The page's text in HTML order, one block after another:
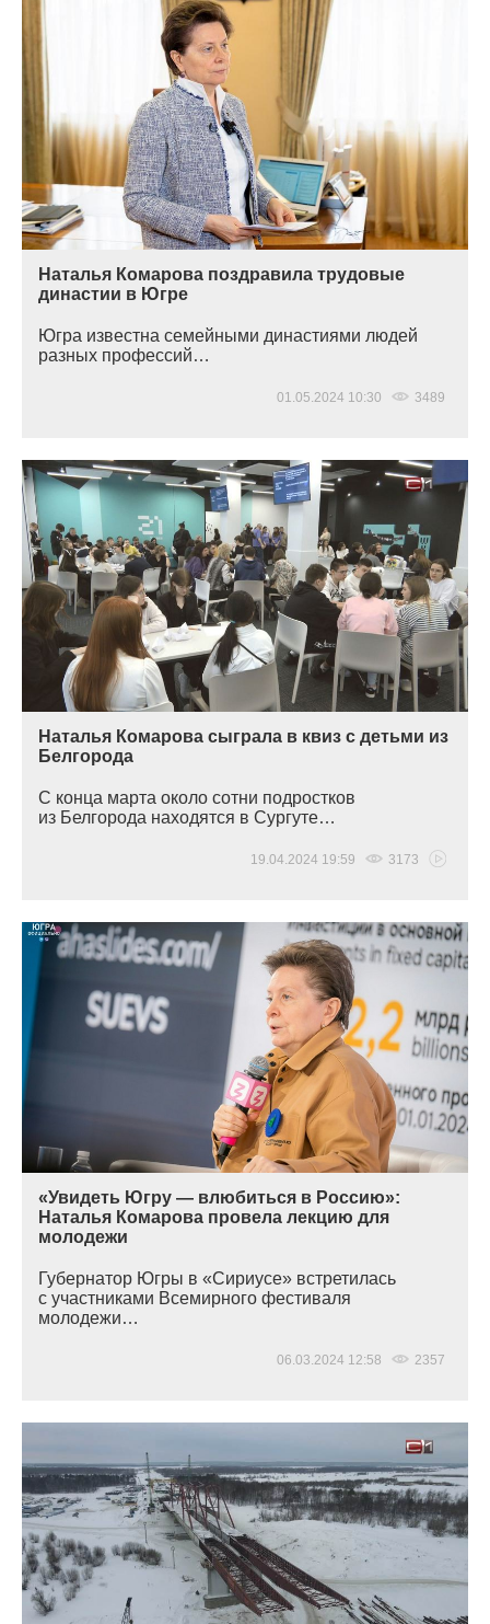
Наталья Комарова поздравила трудовые
династии в Югре
Югра известна семейными династиями людей
разных профессий…
01.05.2024 10:30 3489
Наталья Комарова сыграла в квиз с детьми из
Белгорода
С конца марта около сотни подростков
из Белгорода находятся в Сургуте…
19.04.2024 19:59 3173
«Увидеть Югру — влюбиться в Россию»:
Наталья Комарова провела лекцию для
молодежи
Губернатор Югры в «Сириусе» встретилась
с участниками Всемирного фестиваля
молодежи…
06.03.2024 12:58 2357